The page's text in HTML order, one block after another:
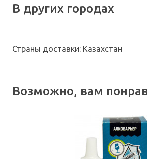
В других городах
Страны доставки: Казахстан
Возможно, вам